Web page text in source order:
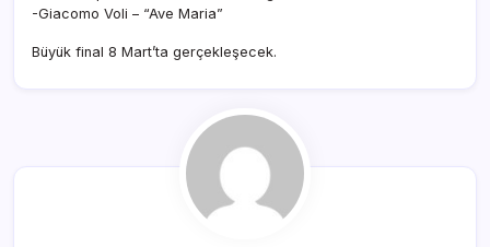
-Giacomo Voli – “Ave Maria”
Büyük final 8 Mart’ta gerçekleşecek.